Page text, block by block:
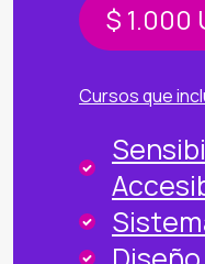
$ 1.000
Cursos que